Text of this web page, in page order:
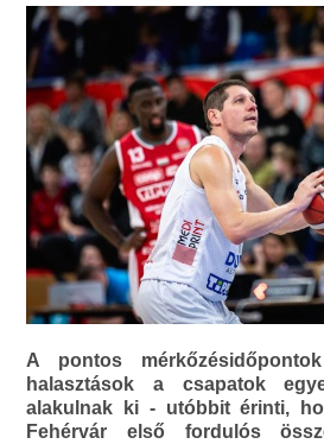
A pontos
halasztások a csapatok
alakulnak ki - utóbbit érinti,
Fehérvár első fordulós